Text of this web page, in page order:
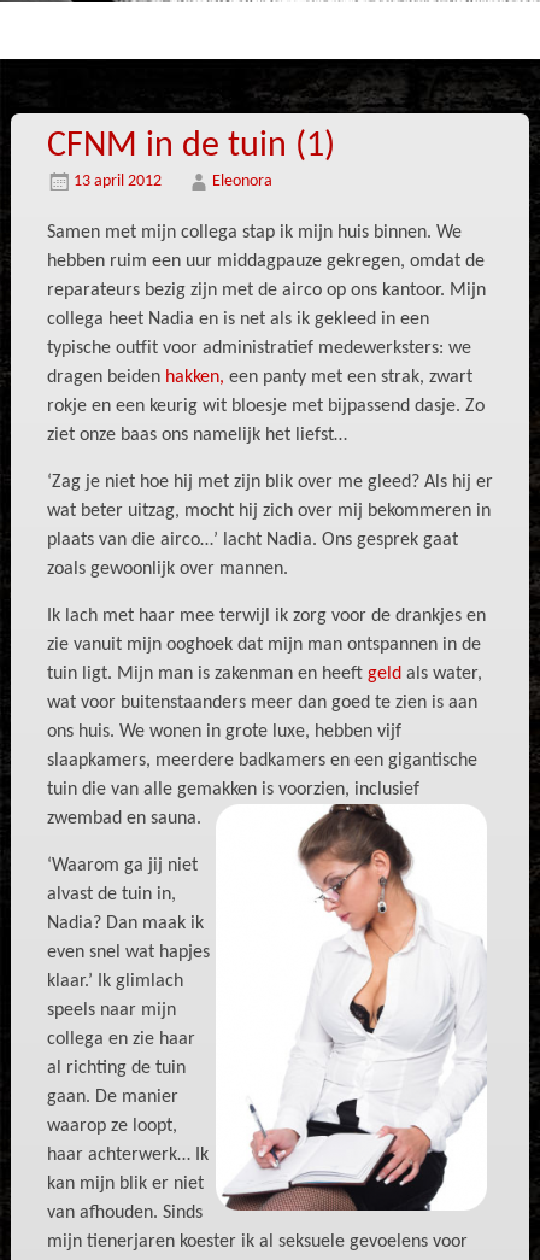
CFNM in de tuin (1)
13 april 2012 Eleonora
Samen met mijn collega stap ik mijn huis binnen. We
hebben ruim een uur middagpauze gekregen, omdat de
reparateurs bezig zijn met de airco op ons kantoor. Mijn
collega heet Nadia en is net als ik gekleed in een
typische outfit voor administratief medewerksters: we
dragen beiden hakken, een panty met een strak, zwart
rokje en een keurig wit bloesje met bijpassend dasje. Zo
ziet onze baas ons namelijk het liefst…
‘Zag je niet hoe hij met zijn blik over me gleed? Als hij er
wat beter uitzag, mocht hij zich over mij bekommeren in
plaats van die airco…’ lacht Nadia. Ons gesprek gaat
zoals gewoonlijk over mannen.
Ik lach met haar mee terwijl ik zorg voor de drankjes en
zie vanuit mijn ooghoek dat mijn man ontspannen in de
tuin ligt. Mijn man is zakenman en heeft geld als water,
wat voor buitenstaanders meer dan goed te zien is aan
ons huis. We wonen in grote luxe, hebben vijf
slaapkamers, meerdere badkamers en een gigantische
tuin die van alle gemakken is voorzien, inclusief
zwembad en sauna.
‘Waarom ga jij niet
alvast de tuin in,
Nadia? Dan maak ik
even snel wat hapjes
klaar.’ Ik glimlach
speels naar mijn
collega en zie haar
al richting de tuin
gaan. De manier
waarop ze loopt,
haar achterwerk… Ik
kan mijn blik er niet
van afhouden. Sinds
mijn tienerjaren koester ik al seksuele gevoelens voor